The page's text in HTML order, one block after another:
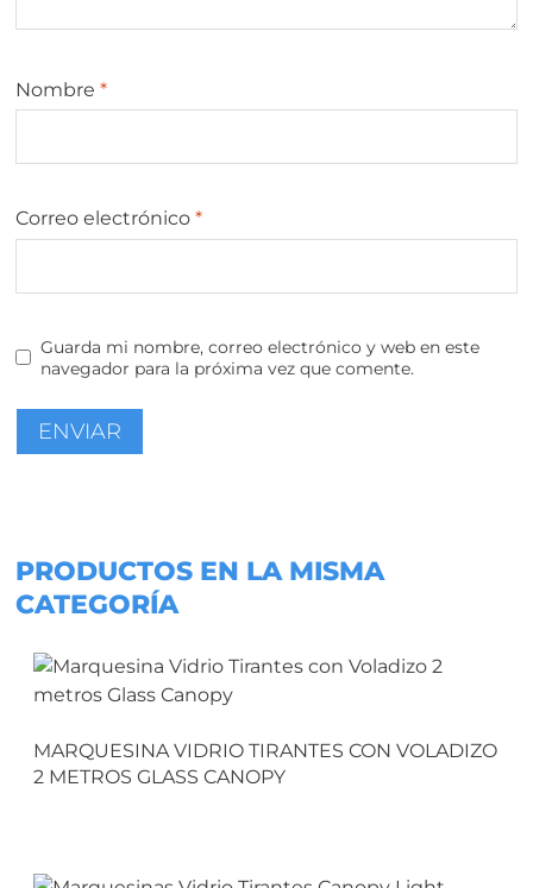
Nombre *
Correo electrónico *
Guarda mi nombre, correo electrónico y web en este
navegador para la próxima vez que comente.
PRODUCTOS EN LA MISMA
CATEGORÍA
MARQUESINA VIDRIO TIRANTES CON VOLADIZO
2 METROS GLASS CANOPY